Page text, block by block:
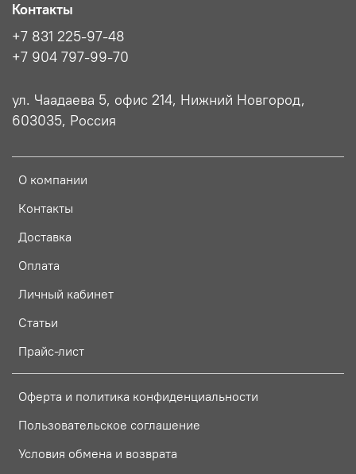
О компании
Контакты
Доставка
Оплата
Личный кабинет
Статьи
Прайс-лист
Оферта и политика конфиденциальности
Пользовательское соглашение
Условия обмена и возврата
Контакты
+7 831 225-97-48
+7 904 797-99-70
ул. Чаадаева 5, офис 214, Нижний Новгород,
603035, Россия